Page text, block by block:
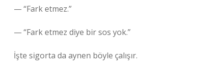
— “Fark etmez.”
— “Fark etmez diye bir sos yok.”
İşte sigorta da aynen böyle çalışır.